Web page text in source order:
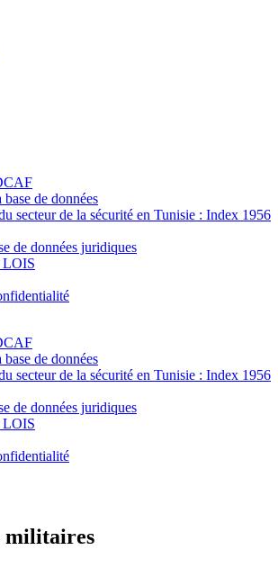
de données
secteur de la sécurité en Tunisie : Index 1956
de données juridiques
de données
secteur de la sécurité en Tunisie : Index 1956
de données juridiques
militaires